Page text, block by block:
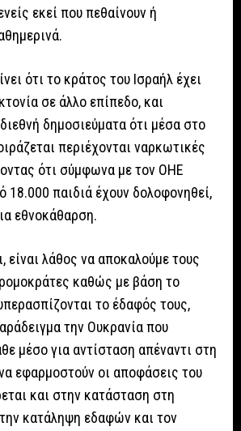
εκεί που πεθαίνουν ή
ότι το κράτος του Ισραήλ έχει
σε άλλο επίπεδο, και
δημοσιεύματα ότι μέσα στο
περιέχονται ναρκωτικές
ότι σύμφωνα με τον ΟΗΕ
18.000 παιδιά έχουν δολοφονηθεί,
εθνοκάθαρση.
λάθος να αποκαλούμε τους
καθώς με βάση το
το έδαφός τους,
την Ουκρανία που
μέσο για αντίσταση απέναντι στη
εφαρμοστούν οι αποφάσεις του
και στην κατάσταση στη
κατάληψη εδαφών και τον